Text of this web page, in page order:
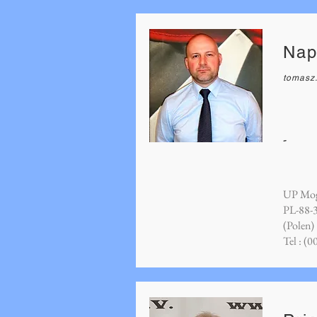
-
UP
PL-
(Polen)
Tel :